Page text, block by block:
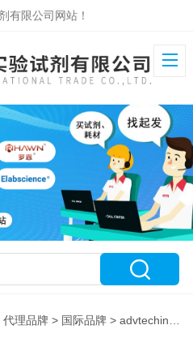
有限公司网站！
代理品牌 > 国际品牌 > advtechind 特约代理